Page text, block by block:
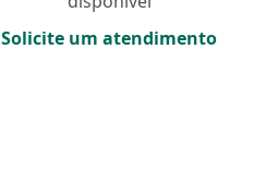
Solicite um atendimento